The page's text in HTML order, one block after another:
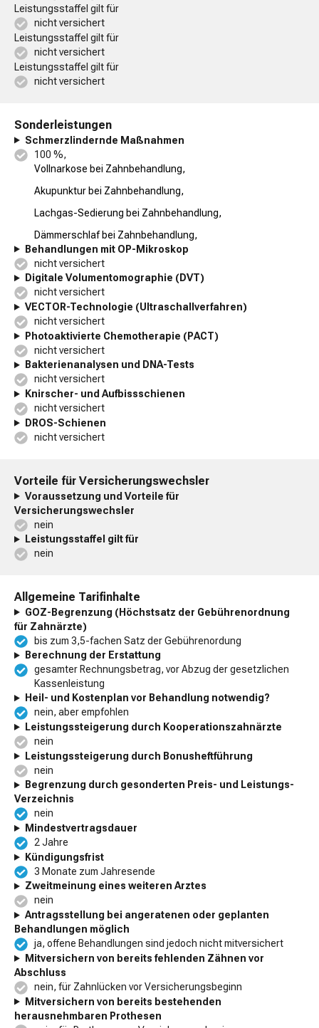
Leistungsstaffel gilt für
nicht versichert
Leistungsstaffel gilt für
nicht versichert
Leistungsstaffel gilt für
nicht versichert
Sonderleistungen
Schmerzlindernde Maßnahmen
100 %,
Vollnarkose bei Zahnbehandlung,
Akupunktur bei Zahnbehandlung,
Lachgas-Sedierung bei Zahnbehandlung,
Dämmerschlaf bei Zahnbehandlung,
Behandlungen mit OP-Mikroskop
nicht versichert
Digitale Volumentomographie (DVT)
nicht versichert
VECTOR-Technologie (Ultraschallverfahren)
nicht versichert
Photoaktivierte Chemotherapie (PACT)
nicht versichert
Bakterienanalysen und DNA-Tests
nicht versichert
Knirscher- und Aufbissschienen
nicht versichert
DROS-Schienen
nicht versichert
Vorteile für Versicherungswechsler
Voraussetzung und Vorteile für
Versicherungswechsler
nein
Leistungsstaffel gilt für
nein
Allgemeine Tarifinhalte
GOZ-Begrenzung (Höchstsatz der Gebührenordnung
für Zahnärzte)
bis zum 3,5-fachen Satz der Gebührenordung
Berechnung der Erstattung
gesamter Rechnungsbetrag, vor Abzug der gesetzlichen
Kassenleistung
Heil- und Kostenplan vor Behandlung notwendig?
nein, aber empfohlen
Leistungssteigerung durch Kooperationszahnärzte
nein
Leistungssteigerung durch Bonusheftführung
nein
Begrenzung durch gesonderten Preis- und Leistungs-
Verzeichnis
nein
Mindestvertragsdauer
2 Jahre
Kündigungsfrist
3 Monate zum Jahresende
Zweitmeinung eines weiteren Arztes
nein
Antragsstellung bei angeratenen oder geplanten
Behandlungen möglich
ja, offene Behandlungen sind jedoch nicht mitversichert
Mitversichern von bereits fehlenden Zähnen vor
Abschluss
nein, für Zahnlücken vor Versicherungsbeginn
Mitversichern von bereits bestehenden
herausnehmbaren Prothesen